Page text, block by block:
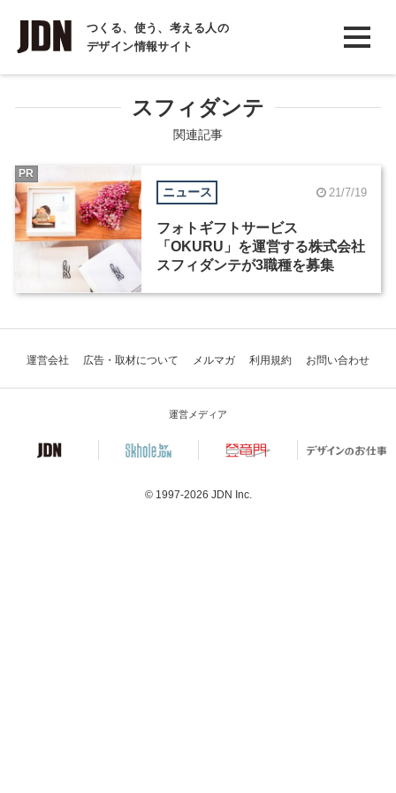
つくる、使う、考える人の
デザイン情報サイト
INTERVIEW
インタビュー
COLUMN
コラム
スフィダンテ
関連記事
ニュース 21/7/19
フォトギフトサービス
「OKURU」を運営する株式会社
スフィダンテが3職種を募集
PR
運営会社 広告・取材について メルマガ 利用規約 お問い合わせ
運営メディア
© 1997-2026 JDN Inc.